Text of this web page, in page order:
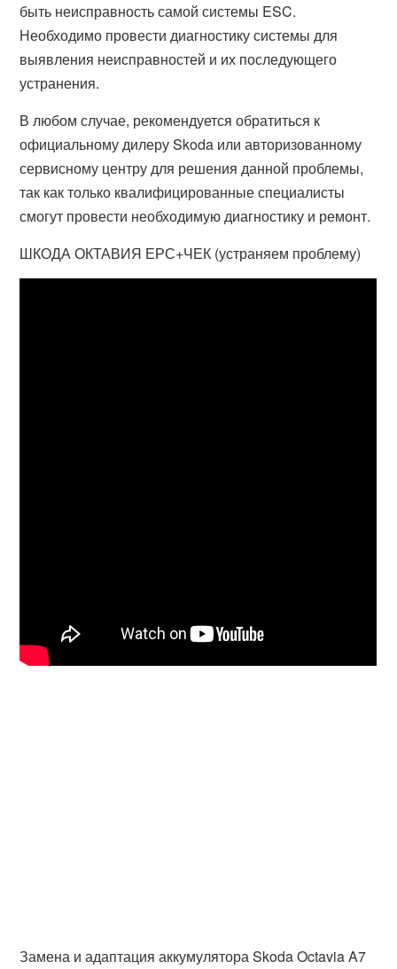
быть неисправность самой системы ESC.
Необходимо провести диагностику системы для
выявления неисправностей и их последующего
устранения.
В любом случае, рекомендуется обратиться к
официальному дилеру Skoda или авторизованному
сервисному центру для решения данной проблемы,
так как только квалифицированные специалисты
смогут провести необходимую диагностику и ремонт.
ШКОДА ОКТАВИЯ ЕРС+ЧЕК (устраняем проблему)
Замена и адаптация аккумулятора Skoda Octavia A7